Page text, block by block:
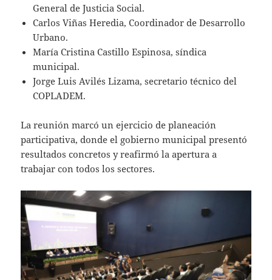
General de Justicia Social.
Carlos Viñas Heredia, Coordinador de Desarrollo
Urbano.
María Cristina Castillo Espinosa, síndica
municipal.
Jorge Luis Avilés Lizama, secretario técnico del
COPLADEM.
La reunión marcó un ejercicio de planeación
participativa, donde el gobierno municipal presentó
resultados concretos y reafirmó la apertura a
trabajar con todos los sectores.